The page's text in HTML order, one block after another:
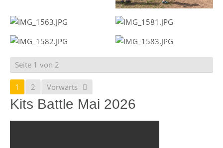
Seite 1 von 2
1 2 Vorwärts
Kits Battle Mai 2026